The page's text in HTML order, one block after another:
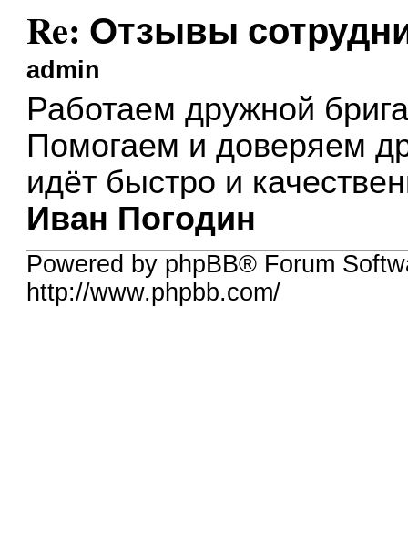
Re: Отзывы
admin
Работаем дружной
Помогаем и доверяем
идёт быстро и
Иван Погодин
Powered by phpBB® Forum
http://www.phpbb.com/